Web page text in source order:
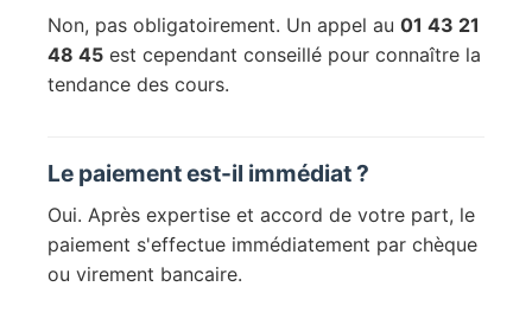
Non, pas obligatoirement. Un appel au 01 43 21
48 45 est cependant conseillé pour connaître la
tendance des cours.
Le paiement est-il immédiat ?
Oui. Après expertise et accord de votre part, le
paiement s'effectue immédiatement par chèque
ou virement bancaire.